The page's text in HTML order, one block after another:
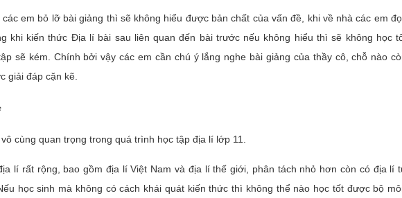
em bỏ lỡ bài giảng thì sẽ không hiểu được bản chất của vấn đề, khi về nhà các em
khi kiến thức Địa lí bài sau liên quan đến bài trước nếu không hiểu thì sẽ không học
sẽ kém. Chính bởi vậy các em cần chú ý lắng nghe bài giảng của thầy cô, chỗ nào
giải đáp cặn kẽ.
cùng quan trọng trong quá trình học tập địa lí lớp 11.
lí rất rộng, bao gồm địa lí Việt Nam và địa lí thế giới, phân tách nhỏ hơn còn có địa lí
học sinh mà không có cách khái quát kiến thức thì không thể nào học tốt được bộ